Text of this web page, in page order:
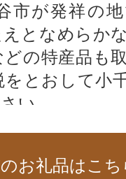
市が発祥の
となめらか
の特産品も
とおして小
い。
お礼品はこち